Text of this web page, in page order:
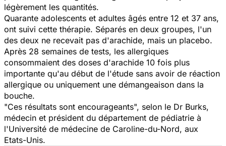
légèrement les quantités.
Quarante adolescents et adultes âgés entre 12 et 37 ans,
ont suivi cette thérapie. Séparés en deux groupes, l'un
des deux ne recevait pas d'arachide, mais un placebo.
Après 28 semaines de tests, les allergiques
consommaient des doses d'arachide 10 fois plus
importante qu'au début de l'étude sans avoir de réaction
allergique ou uniquement une démangeaison dans la
bouche.
"Ces résultats sont encourageants", selon le Dr Burks,
médecin et président du département de pédiatrie à
l'Université de médecine de Caroline-du-Nord, aux
Etats-Unis.